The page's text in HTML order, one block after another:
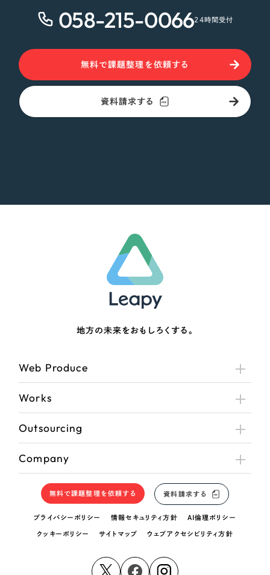
さらに条件を追加する
058-215-006624時間受付
無料で課題整理を依頼する
資料請求する
地方の未来をおもしろくする。
Web Produce
Works
Outsourcing
Company
無料で課題整理を依頼する 資料請求する
プライバシーポリシー 情報セキュリティ方針 AI倫理ポリシー
クッキーポリシー サイトマップ ウェブアクセシビリティ方針